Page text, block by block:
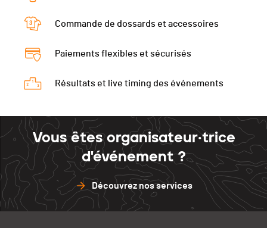
Commande de dossards et accessoires
Paiements flexibles et sécurisés
Résultats et live timing des événements
Vous êtes organisateur·trice
d'événement ?
Découvrez nos services